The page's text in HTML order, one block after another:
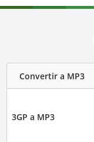
Convertir a MP3
3GP a MP3